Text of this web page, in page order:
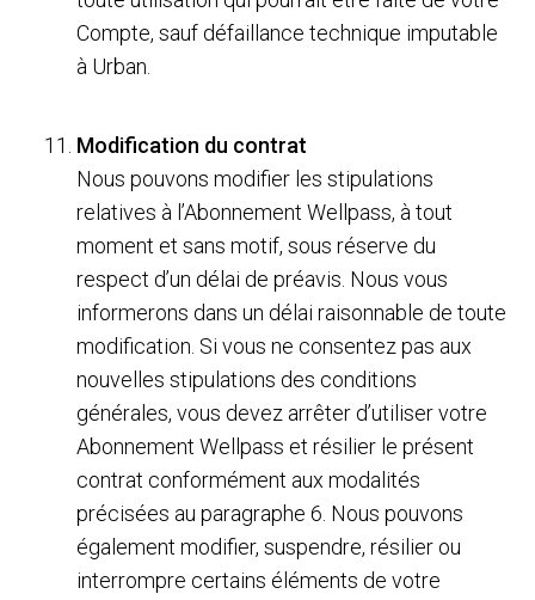
Compte, sauf défaillance technique imputable
à Urban.
Modification du contrat
Nous pouvons modifier les stipulations
relatives à l’Abonnement Wellpass, à tout
moment et sans motif, sous réserve du
respect d’un délai de préavis. Nous vous
informerons dans un délai raisonnable de toute
modification. Si vous ne consentez pas aux
nouvelles stipulations des conditions
générales, vous devez arrêter d’utiliser votre
Abonnement Wellpass et résilier le présent
contrat conformément aux modalités
précisées au paragraphe 6. Nous pouvons
également modifier, suspendre, résilier ou
interrompre certains éléments de votre